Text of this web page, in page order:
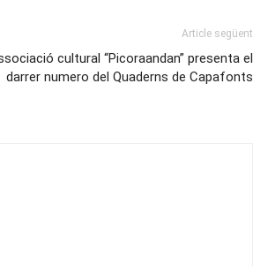
Article següent
cultural “Picoraandan” presenta el
darrer numero del Quaderns de Capafonts